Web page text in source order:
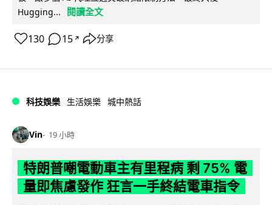
Hugging...
閱讀全文
130 15 ↗ 分享
科技娛樂 生活娛樂 城中熱話
Vin 19 小時
特朗普嘲電動車主有里程病 剩 75% 電
量即焦慮發作 狂言一手終結電車指令